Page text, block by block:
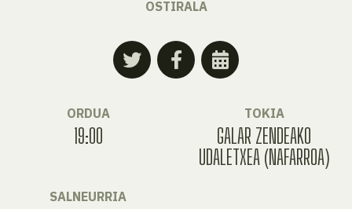
OSTIRALA
ORDUA
19:00
TOKIA
GALAR ZENDEAKO
UDALETXEA (NAFARROA)
SALNEURRIA